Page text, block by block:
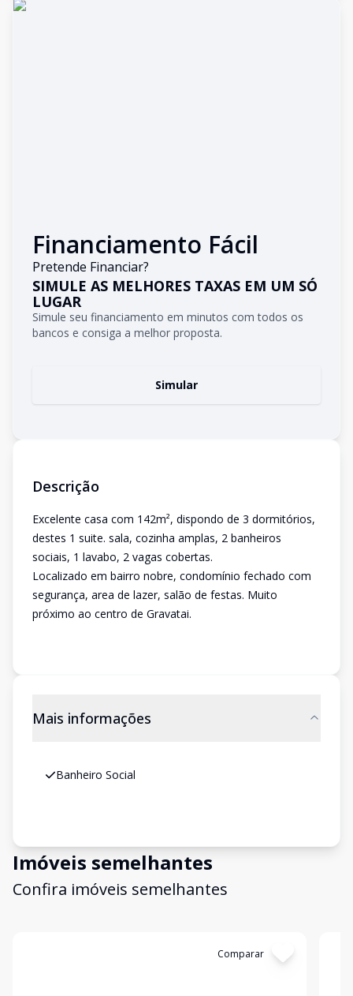
Financiamento Fácil
Pretende Financiar?
SIMULE AS MELHORES TAXAS EM UM SÓ
LUGAR
Simule seu financiamento em minutos com todos os
bancos e consiga a melhor proposta.
Simular
Descrição
Excelente casa com 142m², dispondo de 3 dormitórios,
destes 1 suite. sala, cozinha amplas, 2 banheiros
sociais, 1 lavabo, 2 vagas cobertas.
Localizado em bairro nobre, condomínio fechado com
segurança, area de lazer, salão de festas. Muito
próximo ao centro de Gravatai.
Mais informações
Banheiro Social
Imóveis semelhantes
Confira imóveis semelhantes
Comparar